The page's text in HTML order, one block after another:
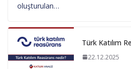
oluşturulan…
Türk Katılım
22.12.2025